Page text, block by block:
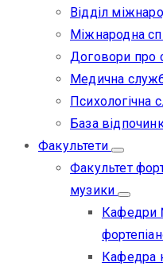
Відділ
Міжнародна
Договори про
Медична
Психологічна
База
Факультети
Факультет
музики
Кафедри
Кафедра